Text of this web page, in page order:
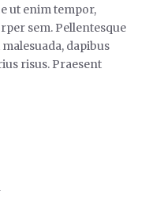
ut enim tempor,
sem. Pellentesque
dapibus
risus. Praesent